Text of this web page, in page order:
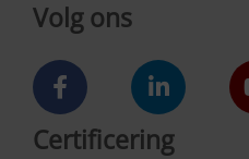
Volg ons
Certificering